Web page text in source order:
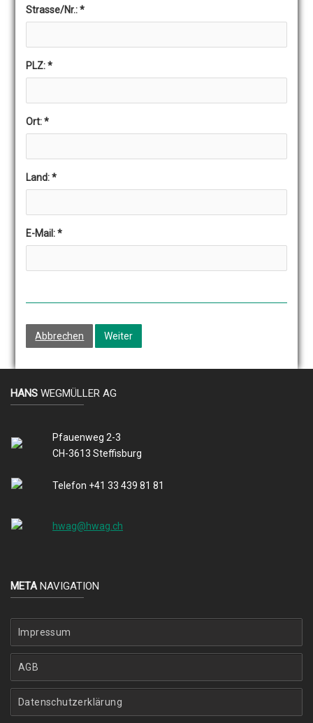
Strasse/Nr.:*
PLZ:*
Ort:*
Land:*
E-Mail:*
Abbrechen Weiter
HANS WEGMÜLLER AG
Pfauenweg 2-3
CH-3613 Steffisburg
Telefon +41 33 439 81 81
hwag@hwag.ch
META NAVIGATION
Impressum
AGB
Datenschutzerklärung